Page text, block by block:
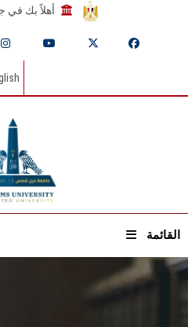
أهلاً بك
القائمة